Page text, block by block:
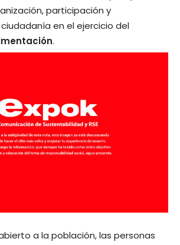
participación y
en el ejercicio del
.
a la población, las personas